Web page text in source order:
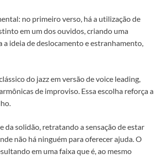
no primeiro verso, há a utilização de
em um dos ouvidos, criando uma
ideia de deslocamento e estranhamento,
do jazz em versão de voice leading,
de improviso. Essa escolha reforça a
da solidão, retratando a sensação de estar
não há ninguém para oferecer ajuda. O
em uma faixa que é, ao mesmo